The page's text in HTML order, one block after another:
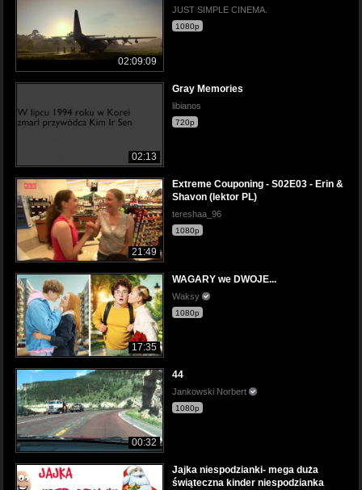
02:09:09
JUST SIMPLE CINEMA.
1080p
02:13
Gray Memories
libianos
720p
21:49
Extreme Couponing - S02E03 - Erin &
Shavon (lektor PL)
tereshaa_96
1080p
17:35
WAGARY we DWOJE...
Waksy
1080p
00:32
44
Jankowski Norbert
1080p
Jajka niespodzianki- mega duża
świąteczna kinder niespodzianka